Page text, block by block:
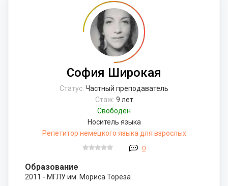
София Широкая
Статус: Частный преподаватель
Стаж: 9 лет
Свободен
Носитель языка
Репетитор немецкого языка для взрослых
0
Образование
2011 - МГЛУ им. Мориса Тореза